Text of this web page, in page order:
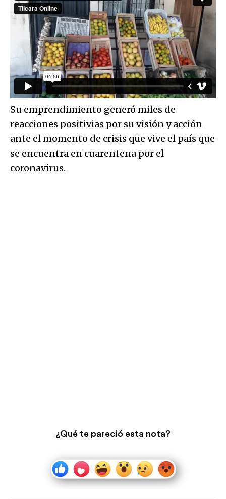
Su emprendimiento generó miles de
reacciones positivias por su visión y acción
ante el momento de crisis que vive el país que
se encuentra en cuarentena por el
coronavirus.
¿Qué te pareció esta nota?